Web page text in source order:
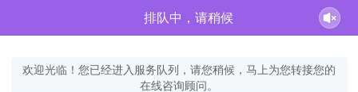
排队中，请稍候
欢迎光临！您已经进入服务队列，请您稍候，马上为您转接您的
在线咨询顾问。